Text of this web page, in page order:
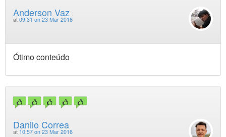
Anderson Vaz
at 09:31 on 23 Mar 2016
Ótimo conteúdo
Danilo Correa
at 10:57 on 23 Mar 2016